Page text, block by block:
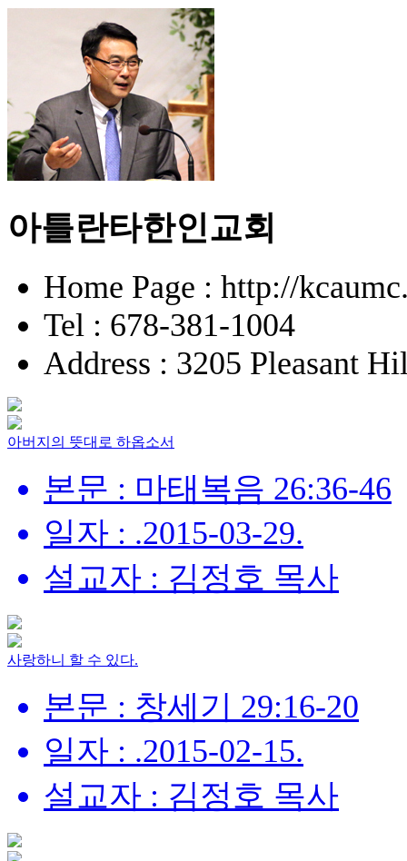
아틀란타한인교회
Home Page : http://
Tel : 678-381-1004
Address : 3205 Pleasant
아버지의 뜻대로 하옵소서
본문 : 마태복음 26:36-46
일자 : .2015-03-29.
설교자 : 김정호 목사
사랑하니 할 수 있다.
본문 : 창세기 29:16-20
일자 : .2015-02-15.
설교자 : 김정호 목사